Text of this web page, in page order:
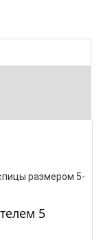
размером 5-
5